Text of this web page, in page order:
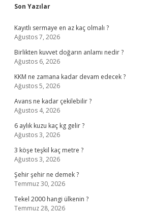
Sidebar
Son Yazılar
Kayıtlı sermaye en az kaç olmalı ?
Ağustos 7, 2026
Birlikten kuvvet doğarın anlamı nedir ?
Ağustos 6, 2026
KKM ne zamana kadar devam edecek ?
Ağustos 5, 2026
Avans ne kadar çekilebilir ?
Ağustos 4, 2026
6 aylık kuzu kaç kg gelir ?
Ağustos 3, 2026
3 köşe teşkil kaç metre ?
Ağustos 3, 2026
Şehir şehir ne demek ?
Temmuz 30, 2026
Tekel 2000 hangi ülkenin ?
Temmuz 28, 2026